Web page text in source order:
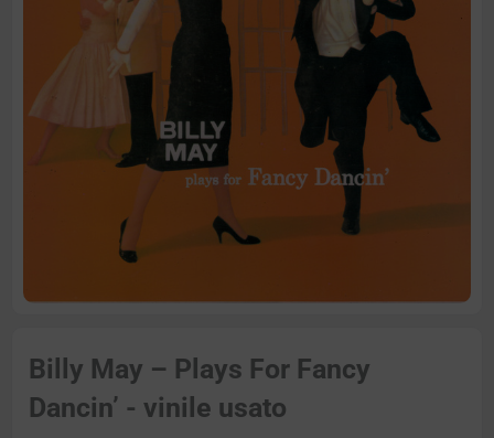
Billy May – Plays For Fancy
Dancin’ - vinile usato